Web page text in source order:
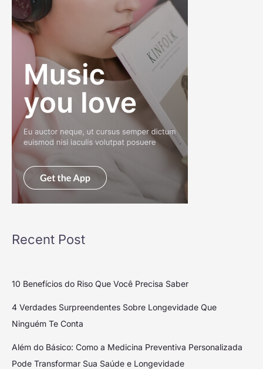
Recent Post
10 Benefícios do Riso Que Você Precisa Saber
4 Verdades Surpreendentes Sobre Longevidade Que
Ninguém Te Conta
Além do Básico: Como a Medicina Preventiva Personalizada
Pode Transformar Sua Saúde e Longevidade